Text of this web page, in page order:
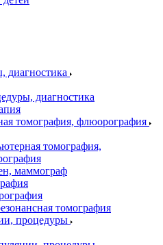
диагностика
диагностика
томография, флюорография
томография,
маммограф
томография
процедуры